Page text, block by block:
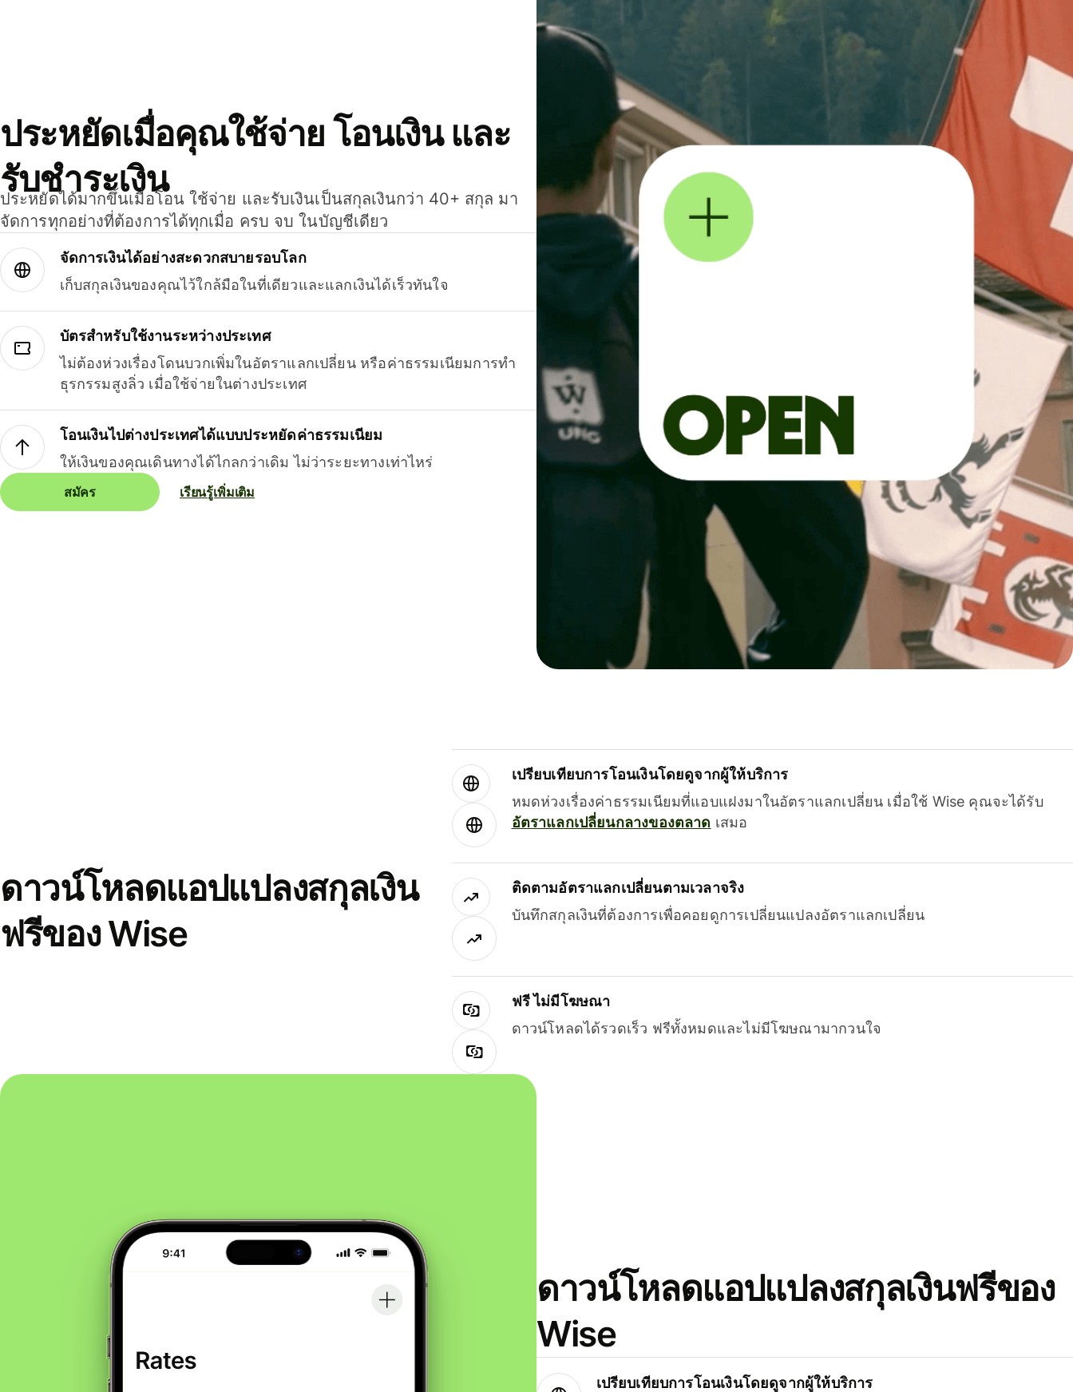
ประหยัดเมื่อคุณใช้จ่าย โอนเงิน และ
รับชำระเงิน
ประหยัดได้มากขึ้นเมื่อโอน ใช้จ่าย และรับเงินเป็นสกุลเงินกว่า 40+ สกุล มา
จัดการทุกอย่างที่ต้องการได้ทุกเมื่อ ครบ จบ ในบัญชีเดียว
จัดการเงินได้อย่างสะดวกสบายรอบโลก
เก็บสกุลเงินของคุณไว้ใกล้มือในที่เดียวและแลกเงินได้เร็วทันใจ
บัตรสำหรับใช้งานระหว่างประเทศ
ไม่ต้องห่วงเรื่องโดนบวกเพิ่มในอัตราแลกเปลี่ยน หรือค่าธรรมเนียมการทำ
ธุรกรรมสูงลิ่ว เมื่อใช้จ่ายในต่างประเทศ
โอนเงินไปต่างประเทศได้แบบประหยัดค่าธรรมเนียม
ให้เงินของคุณเดินทางได้ไกลกว่าเดิม ไม่ว่าระยะทางเท่าไหร่
สมัคร เรียนรู้เพิ่มเติม
ดาวน์โหลดแอปแปลงสกุลเงิน
ฟรีของ Wise
เปรียบเทียบการโอนเงินโดยดูจากผู้ให้บริการ
หมดห่วงเรื่องค่าธรรมเนียมที่แอบแฝงมาในอัตราแลกเปลี่ยน เมื่อใช้ Wise คุณจะได้รับ
อัตราแลกเปลี่ยนกลางของตลาด เสมอ
ติดตามอัตราแลกเปลี่ยนตามเวลาจริง
บันทึกสกุลเงินที่ต้องการเพื่อคอยดูการเปลี่ยนแปลงอัตราแลกเปลี่ยน
ฟรี ไม่มีโฆษณา
ดาวน์โหลดได้รวดเร็ว ฟรีทั้งหมดและไม่มีโฆษณามากวนใจ
ดาวน์โหลดแอปแปลงสกุลเงินฟรีของ
Wise
เปรียบเทียบการโอนเงินโดยดูจากผู้ให้บริการ